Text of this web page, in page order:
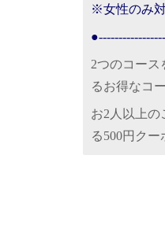
※女性のみ
2つのコース
るお得なコ
お2人以上の
る500円クー